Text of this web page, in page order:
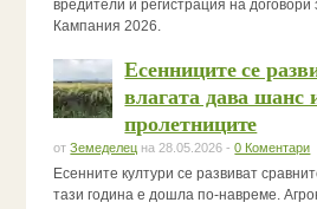
вредители и регистрация на
Кампания 2026.
Есенниците се
влагата дава шанс
пролетниците
отЗемеделец на 28.05.2026 -0 Коментари
Есенните култури се развиват
тази година е дошла по-навреме.